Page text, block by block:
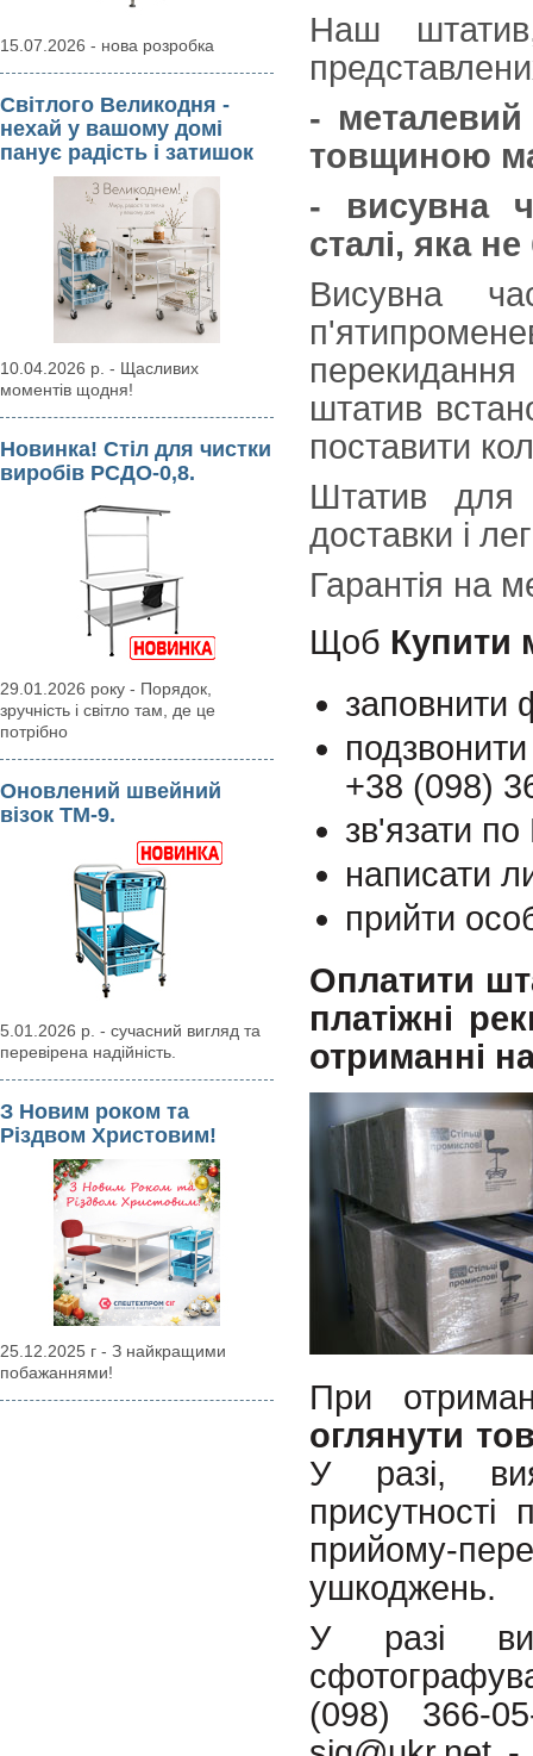
15.07.2026 - нова розробка
Світлого Великодня -
нехай у вашому домі
панує радість і затишок
10.04.2026 р. - Щасливих
моментів щодня!
Новинка! Стіл для чистки
виробів РСДО-0,8.
29.01.2026 року - Порядок,
зручність і світло там, де це
потрібно
Оновлений швейний
візок ТМ-9.
5.01.2026 р. - сучасний вигляд та
перевірена надійність.
З Новим роком та
Різдвом Христовим!
25.12.2025 г - З найкращими
побажаннями!
Наш штатив,
- металевий
товщиною
- висувна
сталі, яка
Висувна
штатив
поставити
Штатив для
доставки і
Гарантія на
Щоб Купити
заповнити
+38 (098)
зв'язати
написати
прийти
Оплатити
платіжні
отриманні
При
оглянути
У разі,
присутності
прийому-
ушкоджень.
У разі
(098) 366-